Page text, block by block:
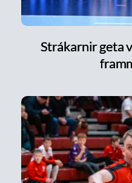
Strákarnir geta